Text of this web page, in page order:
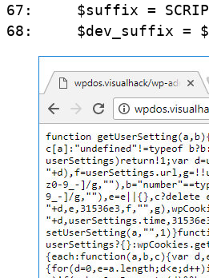
67:     $suffix =